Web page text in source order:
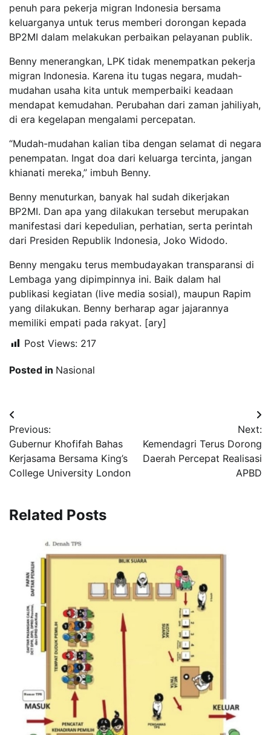
penuh para pekerja migran Indonesia bersama
keluarganya untuk terus memberi dorongan kepada
BP2MI dalam melakukan perbaikan pelayanan publik.
Benny menerangkan, LPK tidak menempatkan pekerja
migran Indonesia. Karena itu tugas negara, mudah-
mudahan usaha kita untuk memperbaiki keadaan
mendapat kemudahan. Perubahan dari zaman jahiliyah,
di era kegelapan mengalami percepatan.
“Mudah-mudahan kalian tiba dengan selamat di negara
penempatan. Ingat doa dari keluarga tercinta, jangan
khianati mereka,” imbuh Benny.
Benny menuturkan, banyak hal sudah dikerjakan
BP2MI. Dan apa yang dilakukan tersebut merupakan
manifestasi dari kepedulian, perhatian, serta perintah
dari Presiden Republik Indonesia, Joko Widodo.
Benny mengaku terus membudayakan transparansi di
Lembaga yang dipimpinnya ini. Baik dalam hal
publikasi kegiatan (live media sosial), maupun Rapim
yang dilakukan. Benny berharap agar jajarannya
memiliki empati pada rakyat. [ary]
Post Views: 217
Posted in Nasional
Navigasi
pos
Previous:
Gubernur Khofifah Bahas
Kerjasama Bersama King’s
College University London
Next:
Kemendagri Terus Dorong
Daerah Percepat Realisasi
APBD
Related Posts